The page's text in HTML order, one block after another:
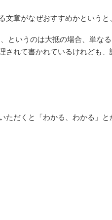
章がなぜおすすめかというと
というのは大抵の場合、単な
れて書かれているけれども
だくと「わかる、わかる」